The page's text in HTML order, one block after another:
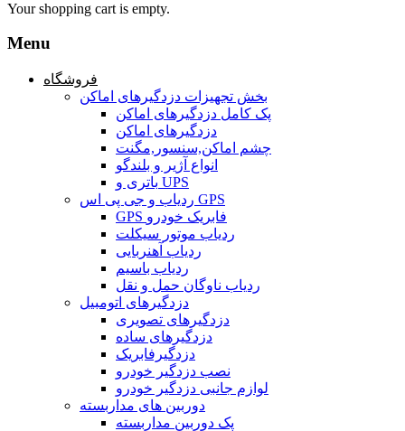
Your shopping cart is empty.
Menu
فروشگاه
بخش تجهیزات دزدگیرهای اماکن
پک کامل دزدگیرهای اماکن
دزدگیرهای اماکن
چشم اماکن,سنسور,مگنت
انواع آژیر و بلندگو
باتری و UPS
ردیاب و جی پی اس GPS
GPS فابریک خودرو
ردیاب موتور سیکلت
ردیاب آهنربایی
ردیاب باسیم
ردیاب ناوگان حمل و نقل
دزدگیرهای اتومبیل
دزدگیرهای تصویری
دزدگیرهای ساده
دزدگیرفابریک
نصب دزدگیر خودرو
لوازم جانبی دزدگیر خودرو
دوربین های مداربسته
پک دوربین مداربسته